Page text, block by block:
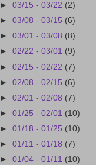
►03/15 - 03/22 (2)
►03/08 - 03/15 (6)
►03/01 - 03/08 (8)
►02/22 - 03/01 (9)
►02/15 - 02/22 (7)
►02/08 - 02/15 (6)
►02/01 - 02/08 (7)
►01/25 - 02/01 (10)
►01/18 - 01/25 (10)
►01/11 - 01/18 (7)
►01/04 - 01/11 (10)